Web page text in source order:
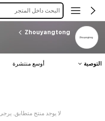
البحث داخل المتجر
Zhouyangtong
التوصية أوسع منتشرة
لا يوجد منتج متطابق.